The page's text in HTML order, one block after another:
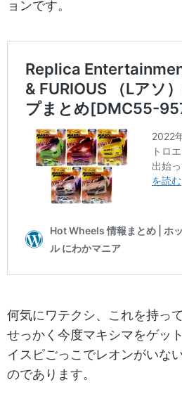
ョンです。
何気にワテクシ、これを持っ
せっかく今度マキシマをゲッ
イスピごっこでレオンがいな
のであります。